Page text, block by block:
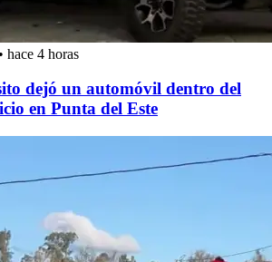
• hace 4 horas
dejó un automóvil dentro del
en Punta del Este